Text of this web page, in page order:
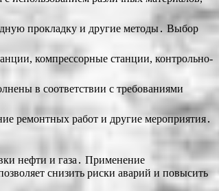
прокладку и другие методы․ Выбор
компрессорные станции, контрольно-
в соответствии с требованиями
ремонтных работ и другие мероприятия․
нефти и газа․ Применение
снизить риски аварий и повысить